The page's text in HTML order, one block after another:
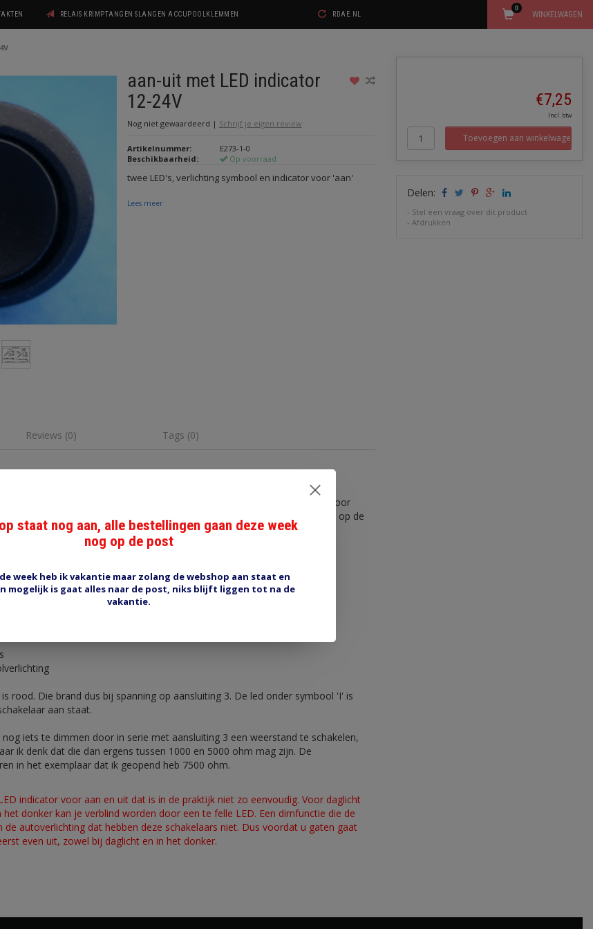
RELAIS KRIMPTANGEN SLANGEN ACCUPOOLKLEMMEN RDAE.NL WINKELWAGEN
0
aan-uit met LED indicator
12-24V
Nog niet gewaardeerd | Schrijf je eigen review
Artikelnummer:
E273-1-0
Beschikbaarheid:
Op voorraad
twee LED's, verlichting symbool en indicator voor 'aan'
Lees meer
Reviews (0) Tags (0)
24V
24V/10A. Klemmontage in gat ongeveer 20 mm met een uitsparing voor
zonder stekkers erop. Grootste diameter van de flens is 23 mm, klik ook op de
met vier 4.8*0,8mm schuifstekkers.
rood. Die brand dus bij spanning op aansluiting 3. De led onder symbool 'I' is
aan staat.
iets te dimmen door in serie met aansluiting 3 een weerstand te schakelen,
ik denk dat die dan ergens tussen 1000 en 5000 ohm mag zijn. De
in het exemplaar dat ik geopend heb 7500 ohm.
indicator voor aan en uit dat is in de praktijk niet zo eenvoudig. Voor daglicht
donker kan je verblind worden door een te felle LED. Een dimfunctie die de
de autoverlichting dat hebben deze schakelaars niet. Dus voordat u gaten gaat
even uit, zowel bij daglicht en in het donker.
€7,25
Incl. btw
Toevoegen aan winkelwagen
Delen:
- Stel een vraag over dit product
-Afdrukken
staat nog aan, alle bestellingen gaan deze week
nog op de post
week heb ik vakantie maar zolang de webshop aan staat en
mogelijk is gaat alles naar de post, niks blijft liggen tot na de
vakantie.